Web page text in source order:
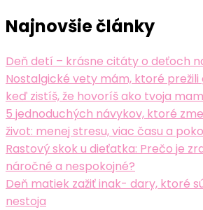
Najnovšie články
Deň detí – krásne citáty o deťoch
Nostalgické vety mám, ktoré
keď zistíš, že hovoríš ako tvoja
5 jednoduchých návykov, ktoré
život: menej stresu, viac času a
Rastový skok u dieťatka: Prečo je
náročné a nespokojné?
Deň matiek zažiť inak- dary, ktoré
nestoja